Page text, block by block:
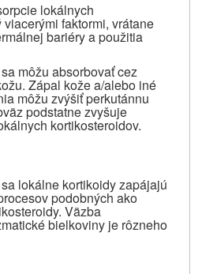
lokálnych
faktormi, vrátane
bariéry a použitia
môžu absorbovať cez
Zápal kože a/alebo iné
môžu zvýšiť perkutánnu
podstatne zvyšuje
kortikosteroidov.
lokálne kortikoidy zapájajú
podobných ako
Väzba
bielkoviny je rôzneho